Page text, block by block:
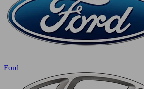
Ford